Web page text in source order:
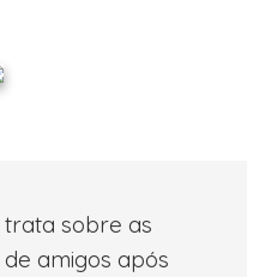
sobre as
amigos após